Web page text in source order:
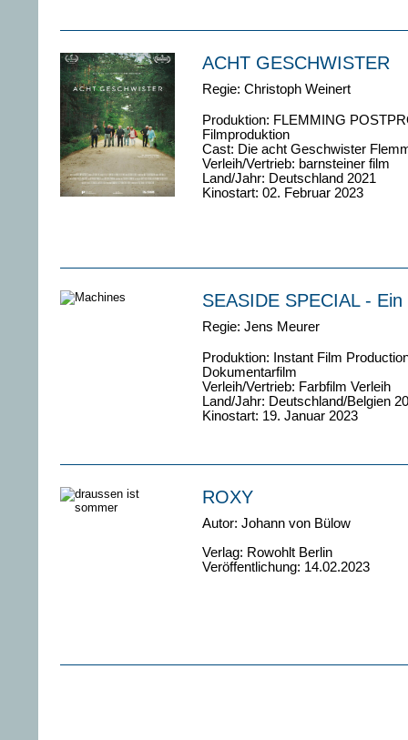
ACHT GESCHWISTER
Regie: Christoph Weinert
Produktion: FLEMMING
Filmproduktion
Cast: Die acht Geschwister
Verleih/Vertrieb: barnsteiner film
Land/Jahr: Deutschland 2021
Kinostart: 02. Februar 2023
SEASIDE SPECIAL -
Regie: Jens Meurer
Produktion: Instant Film
Dokumentarfilm
Verleih/Vertrieb: Farbfilm Verleih
Land/Jahr: Deutschland/Belgien
Kinostart: 19. Januar 2023
ROXY
Autor: Johann von Bülow
Verlag: Rowohlt Berlin
Veröffentlichung: 14.02.2023